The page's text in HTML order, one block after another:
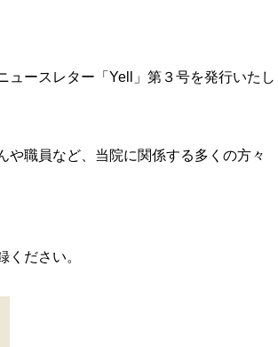
ュースレター「Yell」第３号を発行いたし
や職員など、当院に関係する多くの方々
ください。